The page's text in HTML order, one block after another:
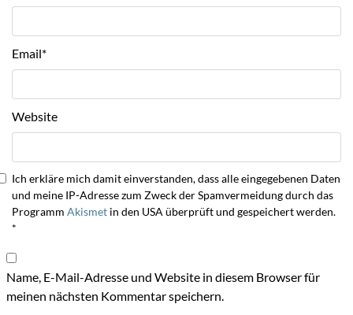
Email*
Website
Ich erkläre mich damit einverstanden, dass alle eingegebenen Daten
und meine IP-Adresse zum Zweck der Spamvermeidung durch das
Programm Akismet in den USA überprüft und gespeichert werden.
*
Name, E-Mail-Adresse und Website in diesem Browser für
meinen nächsten Kommentar speichern.